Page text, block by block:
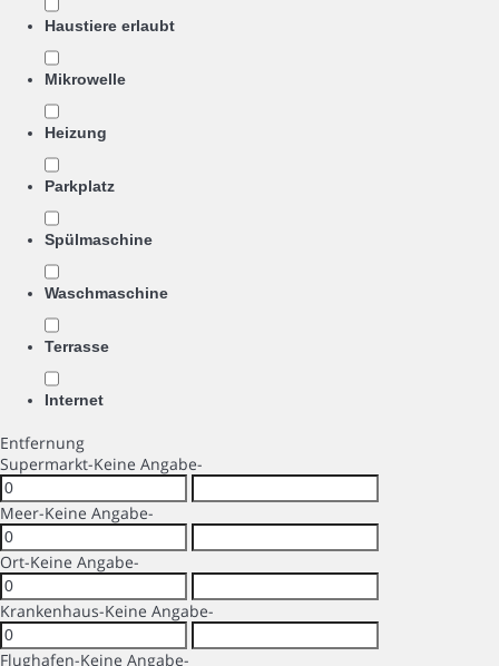
Haustiere erlaubt
Mikrowelle
Heizung
Parkplatz
Spülmaschine
Waschmaschine
Terrasse
Internet
Entfernung
Supermarkt-Keine Angabe-
Meer-Keine Angabe-
Ort-Keine Angabe-
Krankenhaus-Keine Angabe-
Flughafen-Keine Angabe-